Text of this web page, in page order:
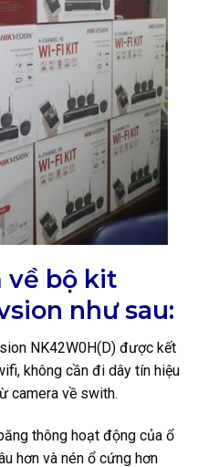
về bộ kit
như sau:
NK42W0H(D) được kết
không cần đi dây tín hiệu
camera về swith.
thông hoạt động của ổ
hơn và nén ổ cứng hơn